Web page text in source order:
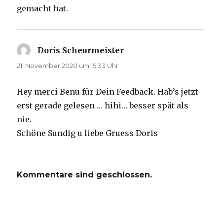
gemacht hat.
Doris Scheurmeister
21. November 2020 um 15:33 Uhr
Hey merci Benu für Dein Feedback. Hab’s jetzt
erst gerade gelesen … hihi… besser spät als
nie.
Schöne Sundig u liebe Gruess Doris
Kommentare sind geschlossen.